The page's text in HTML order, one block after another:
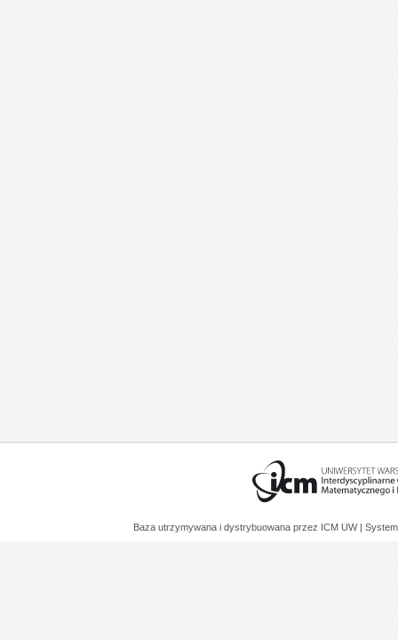
Baza utrzymywana i dystrybuowana przez ICM UW |